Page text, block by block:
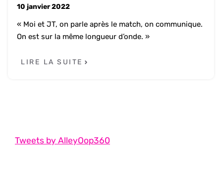
10 janvier 2022
« Moi et JT, on parle après le match, on communique.
On est sur la même longueur d’onde. »
LIRE LA SUITE
Tweets by AlleyOop360